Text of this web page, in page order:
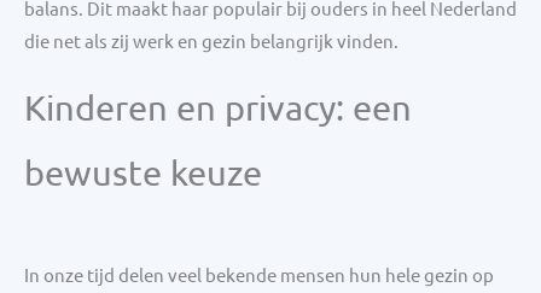
balans. Dit maakt haar populair bij ouders in heel Nederland
die net als zij werk en gezin belangrijk vinden.
Kinderen en privacy: een
bewuste keuze
In onze tijd delen veel bekende mensen hun hele gezin op